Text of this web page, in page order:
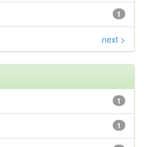
1
next >
1
1